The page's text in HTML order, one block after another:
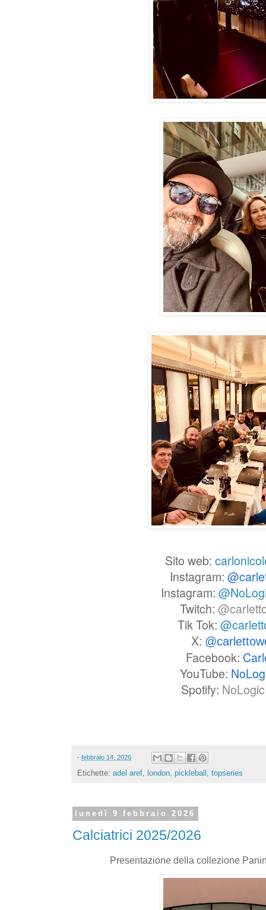
Sito web:
Instagram:
Instagram:
Twitch:
Tik Tok:
X:
Facebook:
YouTube:
Spotify:
- febbraio 14, 2026
Etichette: adel aref london pickleball topseries
lunedì 9 febbraio 2026
Calciatrici 2025/2026
Presentazione della collezione